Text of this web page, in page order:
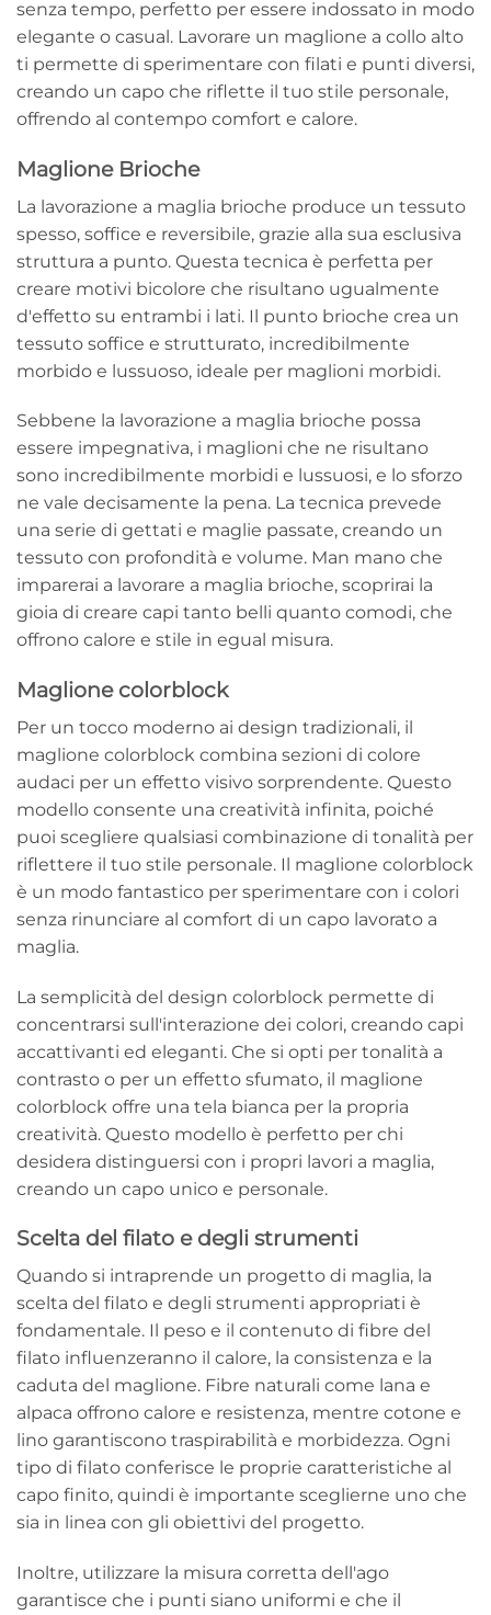
senza tempo, perfetto per essere indossato in modo
elegante o casual. Lavorare un maglione a collo alto
ti permette di sperimentare con filati e punti diversi,
creando un capo che riflette il tuo stile personale,
offrendo al contempo comfort e calore.
Maglione Brioche
La lavorazione a maglia brioche produce un tessuto
spesso, soffice e reversibile, grazie alla sua esclusiva
struttura a punto. Questa tecnica è perfetta per
creare motivi bicolore che risultano ugualmente
d'effetto su entrambi i lati. Il punto brioche crea un
tessuto soffice e strutturato, incredibilmente
morbido e lussuoso, ideale per maglioni morbidi.
Sebbene la lavorazione a maglia brioche possa
essere impegnativa, i maglioni che ne risultano
sono incredibilmente morbidi e lussuosi, e lo sforzo
ne vale decisamente la pena. La tecnica prevede
una serie di gettati e maglie passate, creando un
tessuto con profondità e volume. Man mano che
imparerai a lavorare a maglia brioche, scoprirai la
gioia di creare capi tanto belli quanto comodi, che
offrono calore e stile in egual misura.
Maglione colorblock
Per un tocco moderno ai design tradizionali, il
maglione colorblock combina sezioni di colore
audaci per un effetto visivo sorprendente. Questo
modello consente una creatività infinita, poiché
puoi scegliere qualsiasi combinazione di tonalità per
riflettere il tuo stile personale. Il maglione colorblock
è un modo fantastico per sperimentare con i colori
senza rinunciare al comfort di un capo lavorato a
maglia.
La semplicità del design colorblock permette di
concentrarsi sull'interazione dei colori, creando capi
accattivanti ed eleganti. Che si opti per tonalità a
contrasto o per un effetto sfumato, il maglione
colorblock offre una tela bianca per la propria
creatività. Questo modello è perfetto per chi
desidera distinguersi con i propri lavori a maglia,
creando un capo unico e personale.
Scelta del filato e degli strumenti
Quando si intraprende un progetto di maglia, la
scelta del filato e degli strumenti appropriati è
fondamentale. Il peso e il contenuto di fibre del
filato influenzeranno il calore, la consistenza e la
caduta del maglione. Fibre naturali come lana e
alpaca offrono calore e resistenza, mentre cotone e
lino garantiscono traspirabilità e morbidezza. Ogni
tipo di filato conferisce le proprie caratteristiche al
capo finito, quindi è importante sceglierne uno che
sia in linea con gli obiettivi del progetto.
Inoltre, utilizzare la misura corretta dell'ago
garantisce che i punti siano uniformi e che il